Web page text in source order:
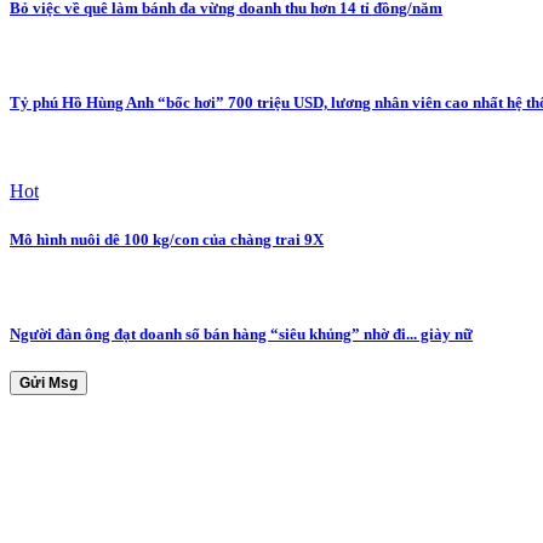
Bỏ việc về quê làm bánh đa vừng doanh thu hơn 14 tỉ đồng/năm
Tỷ phú Hồ Hùng Anh “bốc hơi” 700 triệu USD, lương nhân viên cao nhất hệ
Hot
Mô hình nuôi dê 100 kg/con của chàng trai 9X
Người đàn ông đạt doanh số bán hàng “siêu khủng” nhờ đi... giày nữ
Gửi Msg